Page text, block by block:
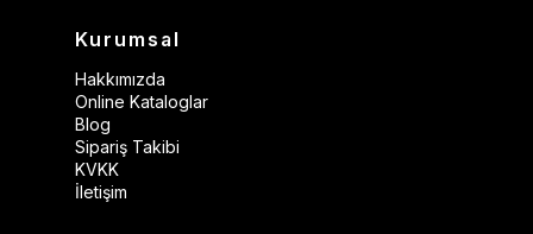
Kurumsal
Hakkımızda
Online Kataloglar
Blog
Sipariş Takibi
KVKK
İletişim